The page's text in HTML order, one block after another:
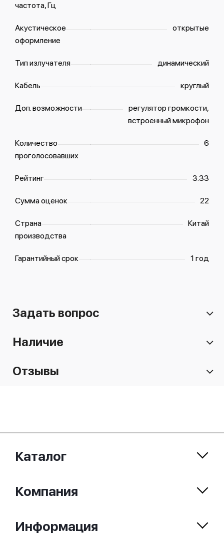
частота, Гц
Акустическое
оформление
открытые
Тип излучателя динамический
Кабель круглый
Доп. возможности
регулятор громкости,
встроенный микрофон
Количество
проголосовавших
6
Рейтинг 3.33
Сумма оценок 22
Страна
производства
Китай
Гарантийный срок 1 год
Задать вопрос
Наличие
Отзывы
Каталог
Компания
Информация